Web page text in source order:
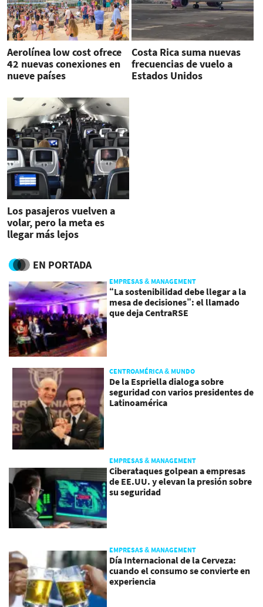
Aerolínea low cost ofrece
42 nuevas conexiones en
nueve países
Costa Rica suma nuevas
frecuencias de vuelo a
Estados Unidos
Los pasajeros vuelven a
volar, pero la meta es
llegar más lejos
EN PORTADA
EMPRESAS & MANAGEMENT
“La sostenibilidad debe llegar a la
mesa de decisiones”: el llamado
que deja CentraRSE
CENTROAMÉRICA & MUNDO
De la Espriella dialoga sobre
seguridad con varios presidentes de
Latinoamérica
EMPRESAS & MANAGEMENT
Ciberataques golpean a empresas
de EE.UU. y elevan la presión sobre
su seguridad
EMPRESAS & MANAGEMENT
Día Internacional de la Cerveza:
cuando el consumo se convierte en
experiencia